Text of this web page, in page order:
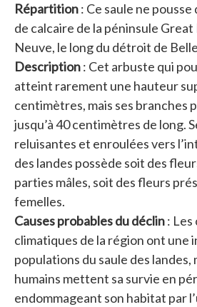
Répartition: Ce saule ne
de calcaire de la péninsule
Neuve, le long du détroit de
Description: Cet arbuste qui
atteint rarement une hauteur
centimètres, mais ses branches
jusqu’à 40 centimètres de long.
reluisantes et enroulées vers
des landes possède soit des
parties mâles, soit des fleurs
femelles.
Causes probables du déclin:
climatiques de la région ont une
populations du saule des landes,
humains mettent sa survie en
endommageant son habitat par